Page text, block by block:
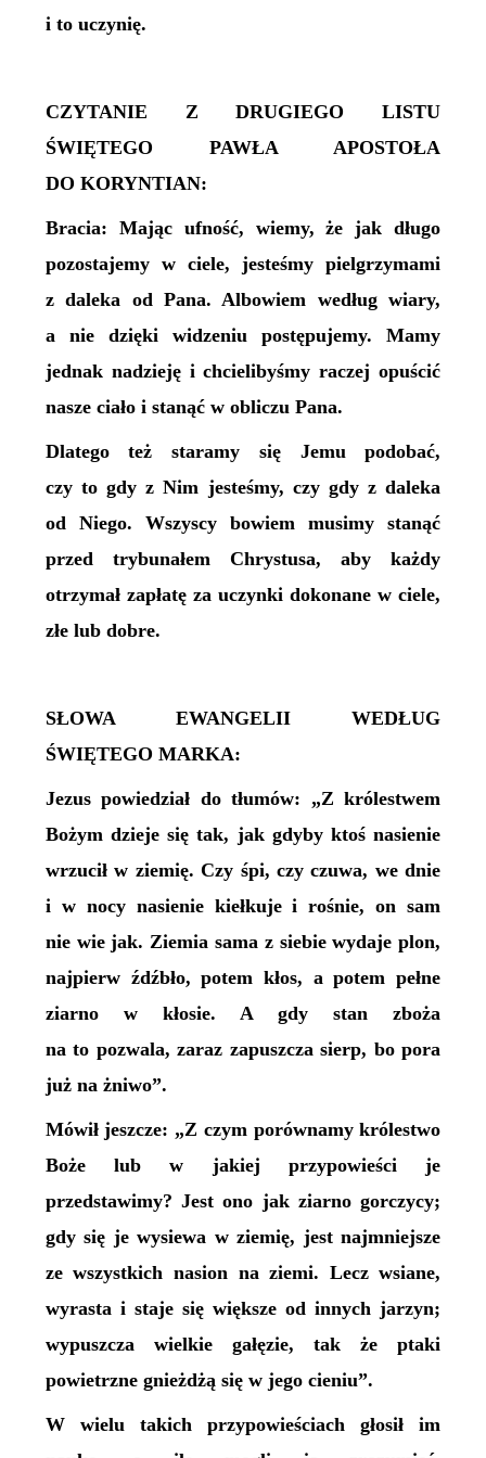
i to uczynię.
CZYTANIE Z DRUGIEGO LISTU
ŚWIĘTEGO PAWŁA APOSTOŁA
DO KORYNTIAN:
Bracia: Mając ufność, wiemy, że jak długo
pozostajemy w ciele, jesteśmy pielgrzymami
z daleka od Pana. Albowiem według wiary,
a nie dzięki widzeniu postępujemy. Mamy
jednak nadzieję i chcielibyśmy raczej opuścić
nasze ciało i stanąć w obliczu Pana.
Dlatego też staramy się Jemu podobać,
czy to gdy z Nim jesteśmy, czy gdy z daleka
od Niego. Wszyscy bowiem musimy stanąć
przed trybunałem Chrystusa, aby każdy
otrzymał zapłatę za uczynki dokonane w ciele,
złe lub dobre.
SŁOWA EWANGELII WEDŁUG
ŚWIĘTEGO MARKA:
Jezus powiedział do tłumów: „Z królestwem
Bożym dzieje się tak, jak gdyby ktoś nasienie
wrzucił w ziemię. Czy śpi, czy czuwa, we dnie
i w nocy nasienie kiełkuje i rośnie, on sam
nie wie jak. Ziemia sama z siebie wydaje plon,
najpierw źdźbło, potem kłos, a potem pełne
ziarno w kłosie. A gdy stan zboża
na to pozwala, zaraz zapuszcza sierp, bo pora
już na żniwo”.
Mówił jeszcze: „Z czym porównamy królestwo
Boże lub w jakiej przypowieści je
przedstawimy? Jest ono jak ziarno gorczycy;
gdy się je wysiewa w ziemię, jest najmniejsze
ze wszystkich nasion na ziemi. Lecz wsiane,
wyrasta i staje się większe od innych jarzyn;
wypuszcza wielkie gałęzie, tak że ptaki
powietrzne gnieżdżą się w jego cieniu”.
W wielu takich przypowieściach głosił im